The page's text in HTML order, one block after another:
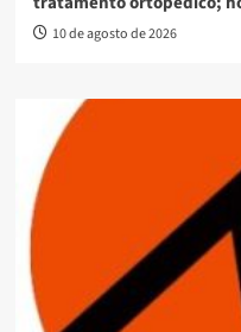
10 de agosto de 2026